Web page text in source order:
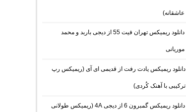
عاشقانه)
دانلود ریمیکس تهران فیت 55 از دیجی باربد و محمد
موریانی
دانلود ریمیکس یادت رفت از قدیمی ای آی (ریمیکس رپ
ترکیبی با آهنک کُردی)
دانلود ریمیکس گمبرون 6 از دیجی 4A (ریمیکس طولانی